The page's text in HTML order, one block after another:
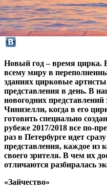
Новый год – время цирка.
всему миру в
зданиях цирковые
представления в день. В
новогодних
Чинизелли, когда в его
готовить специально
рубеже 2017/2018 все по-
раз в Петербурге идет
представления, каждое из
своего зрителя. В чем их
отличаются разбиралась
«Зайчество»